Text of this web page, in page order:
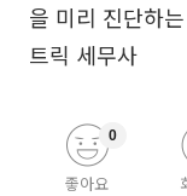
을 미리 진단하
트릭 세무사
좋아요
0